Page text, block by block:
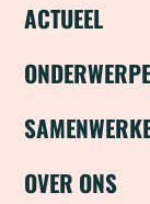
ACTUEEL
Nieuws
Schoon water
Steun ons met
OVER ONS